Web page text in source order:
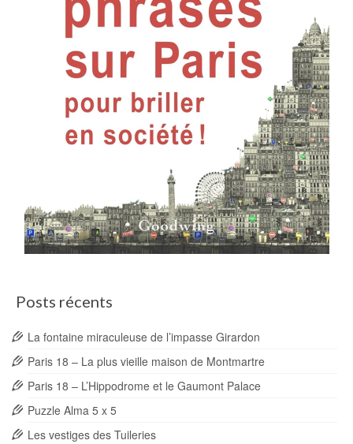
Posts récents
La fontaine miraculeuse de l’impasse Girardon
Paris 18 – La plus vieille maison de Montmartre
Paris 18 – L’Hippodrome et le Gaumont Palace
Puzzle Alma 5 x 5
Les vestiges des Tuileries